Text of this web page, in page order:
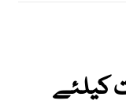
کیلئے